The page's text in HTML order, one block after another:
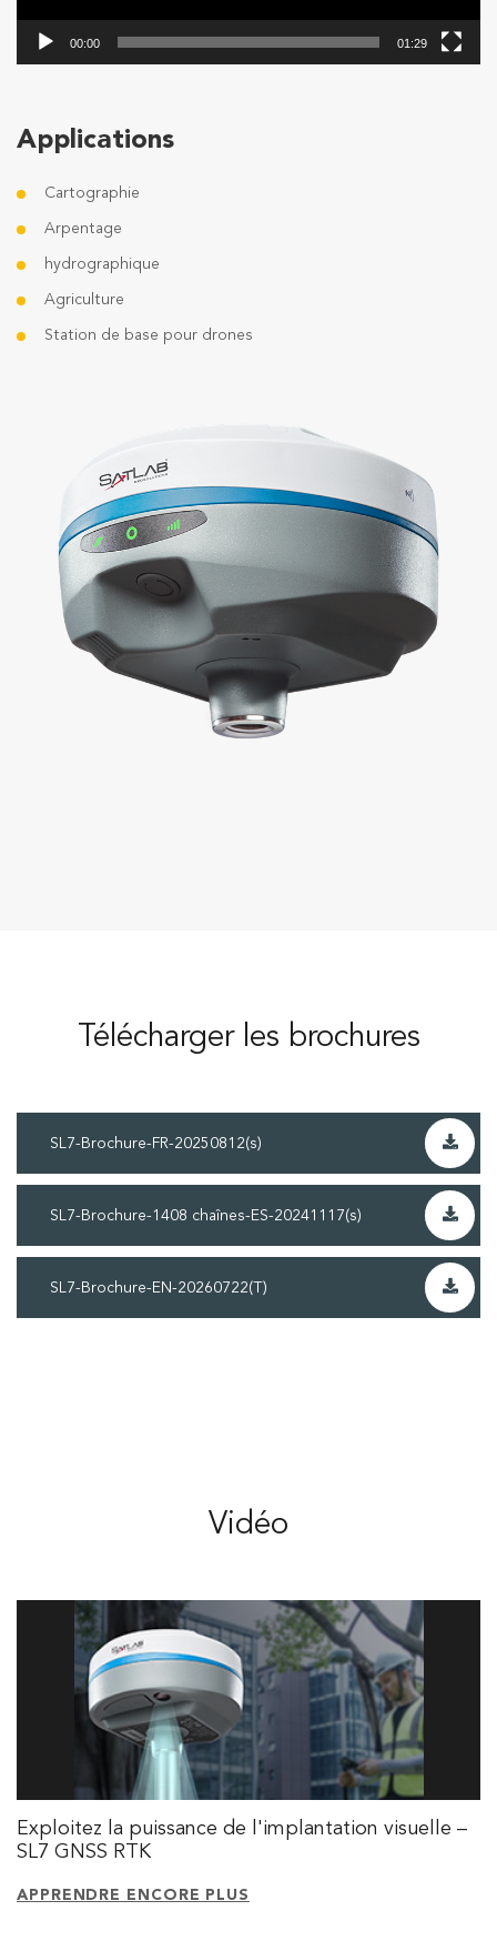
00:00 01:29
Applications
Cartographie
Arpentage
hydrographique
Agriculture
Station de base pour drones
Télécharger les brochures
SL7-Brochure-FR-20250812(s)
SL7-Brochure-1408 chaînes-ES-20241117(s)
SL7-Brochure-EN-20260722(T)
Vidéo
Exploitez la puissance de l'implantation visuelle –
SL7 GNSS RTK
APPRENDRE ENCORE PLUS